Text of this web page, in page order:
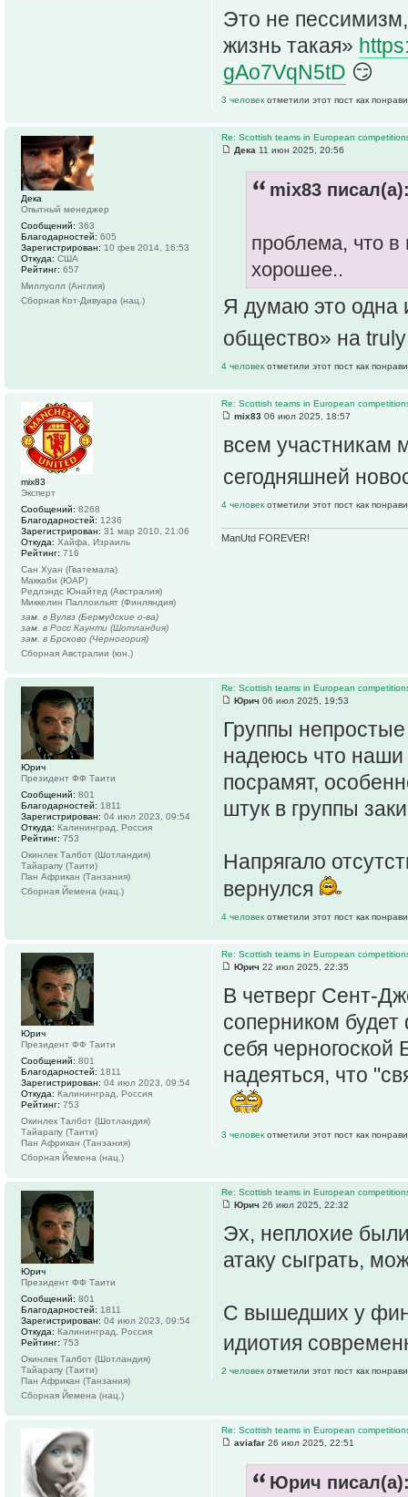
Это не
жизнь такая»
gAo7VqN5tD 😏
3 человек отметили этот пост как
Re: Scottish teams in European
Дека 11 июн 2025, 20:56
mix83
проблема, что
хорошее..
Я думаю это одна
общество» на
4 человек отметили этот пост как
Дека
Опытный менеджер
Сообщений: 363
Благодарностей: 605
Зарегистрирован: 10 фев 2014, 16:53
Откуда: США
Рейтинг: 657
Миллуолл (Англия)
Сборная Кот-Дивуара (нац.)
Re: Scottish teams in European
mix83 06 июл 2025, 18:57
всем участникам
сегодняшней
4 человек отметили этот пост как
ManUtd FOREVER!
mix83
Эксперт
Сообщений: 8268
Благодарностей: 1236
Зарегистрирован: 31 мар 2010, 21:06
Откуда: Хайфа, Израиль
Рейтинг: 716
Сан Хуан (Гватемала)
Маккаби (ЮАР)
Редлэндс Юнайтед (Австралия)
Миккелин Паллоильят (Финляндия)
зам. в Вулвз (Бермудские о-ва)
зам. в Росс Каунти (Шотландия)
зам. в Брсково (Черногория)
Сборная Австралии (юн.)
Re: Scottish teams in European
Юрич 06 июл 2025, 19:53
Группы
надеюсь что
посрамят,
штук в группы
Напрягало
вернулся
4 человек отметили этот пост как
Юрич
Президент ФФ Таити
Сообщений: 801
Благодарностей: 1811
Зарегистрирован: 04 июл 2023, 09:54
Откуда: Калининград, Россия
Рейтинг: 753
Окинлек Талбот (Шотландия)
Тайарапу (Таити)
Пан Африкан (Танзания)
Сборная Йемена (нац.)
Re: Scottish teams in European
Юрич 22 июл 2025, 22:35
В четверг Сент-
соперником
себя черногоской
надеяться, что
3 человек отметили этот пост как
Юрич
Президент ФФ Таити
Сообщений: 801
Благодарностей: 1811
Зарегистрирован: 04 июл 2023, 09:54
Откуда: Калининград, Россия
Рейтинг: 753
Окинлек Талбот (Шотландия)
Тайарапу (Таити)
Пан Африкан (Танзания)
Сборная Йемена (нац.)
Re: Scottish teams in European
Юрич 26 июл 2025, 22:32
Эх, неплохие
атаку сыграть,
С вышедших у
идиотия
2 человек отметили этот пост как
Юрич
Президент ФФ Таити
Сообщений: 801
Благодарностей: 1811
Зарегистрирован: 04 июл 2023, 09:54
Откуда: Калининград, Россия
Рейтинг: 753
Окинлек Талбот (Шотландия)
Тайарапу (Таити)
Пан Африкан (Танзания)
Сборная Йемена (нац.)
Re: Scottish teams in European
aviafar 26 июл 2025, 22:51
Юрич